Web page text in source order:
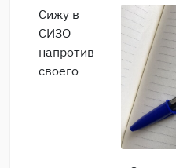
Сижу в
СИЗО
напротив
своего